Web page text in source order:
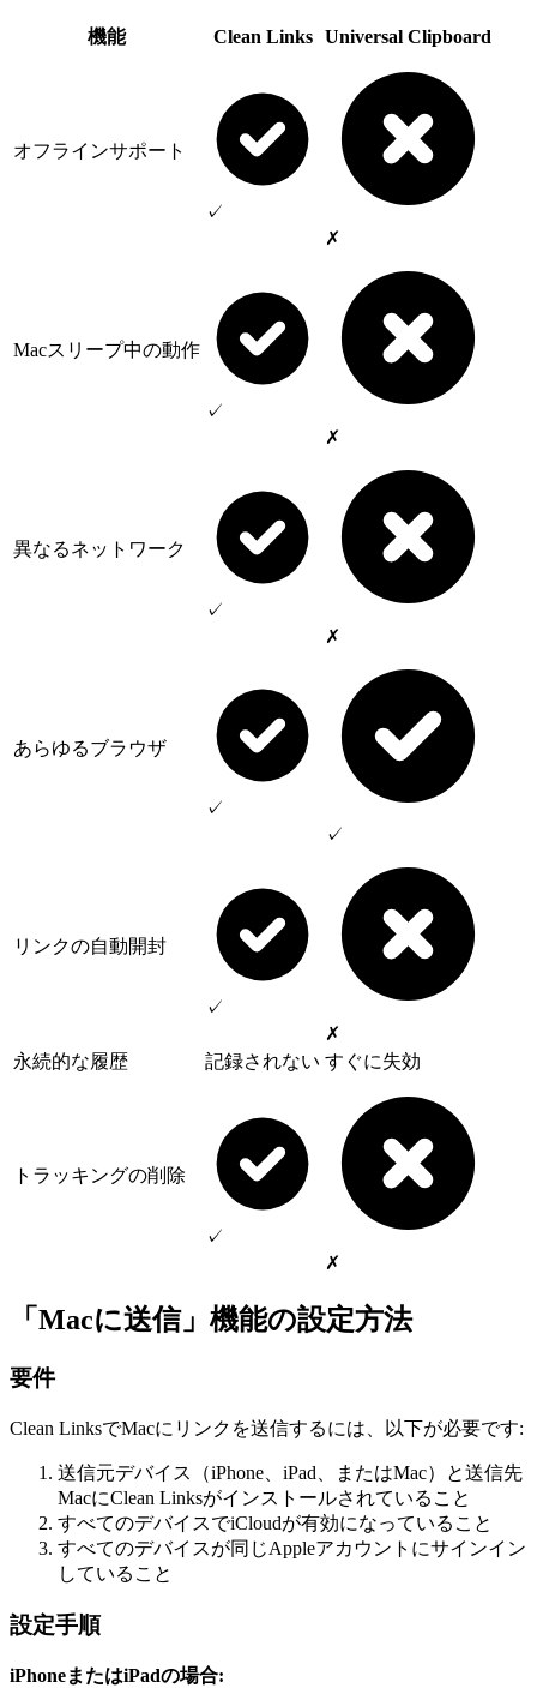
機能 Clean Links Universal Clipboard
オフラインサポート
✓
✗
Macスリープ中の動作
✓
✗
異なるネットワーク
✓
✗
あらゆるブラウザ
✓
✓
リンクの自動開封
✓
✗
永続的な履歴
記録されない すぐに失効
トラッキングの削除
✓
✗
「Macに送信」機能の設定方法
要件
Clean LinksでMacにリンクを送信するには、以下が必要です:
送信元デバイス（iPhone、iPad、またはMac）と送信先
MacにClean Linksがインストールされていること
すべてのデバイスでiCloudが有効になっていること
すべてのデバイスが同じAppleアカウントにサインイン
していること
設定手順
iPhoneまたはiPadの場合: